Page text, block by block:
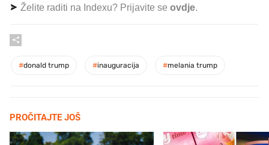
Želite raditi na Indexu? Prijavite se ovdje.
#donald trump #inauguracija #melania trump
PROČITAJTE JOŠ